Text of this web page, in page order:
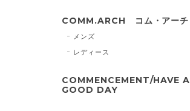
COMM.ARCH コム・アーチ
メンズ
レディース
COMMENCEMENT/HAVE A
GOOD DAY